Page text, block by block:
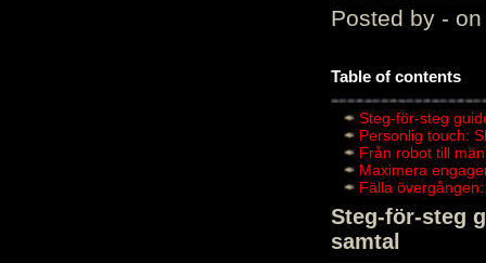
Posted by - on
Table of contents
Steg-för-steg
Personlig touch:
Från robot till
Maximera
Fälla
Steg-för-steg
samtal